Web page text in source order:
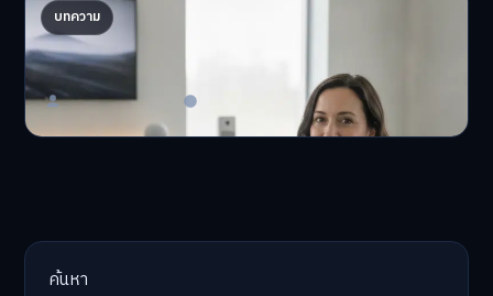
บทความ
AI จัดพอร์ตให้ปัง! เทรนด์ลงทุนยุคใหม่ ไม่ต้องเฝ้า
จอ
AI จัดพอร์ตให้ปัง! หมด…
Master Bussiness 23 มิถุนายน 2026
ค้นหา